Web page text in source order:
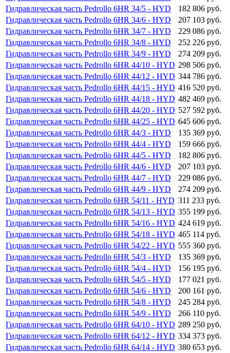
Гидравлическая часть Pedrollo 6HR 34/5 - HYD
182 806 руб.
Гидравлическая часть Pedrollo 6HR 34/6 - HYD
207 103 руб.
Гидравлическая часть Pedrollo 6HR 34/7 - HYD
229 086 руб.
Гидравлическая часть Pedrollo 6HR 34/8 - HYD
252 226 руб.
Гидравлическая часть Pedrollo 6HR 34/9 - HYD
274 209 руб.
Гидравлическая часть Pedrollo 6HR 44/10 - HYD 298 506 руб.
Гидравлическая часть Pedrollo 6HR 44/12 - HYD 344 786 руб.
Гидравлическая часть Pedrollo 6HR 44/15 - HYD 416 520 руб.
Гидравлическая часть Pedrollo 6HR 44/18 - HYD 482 469 руб.
Гидравлическая часть Pedrollo 6HR 44/20 - HYD 527 592 руб.
Гидравлическая часть Pedrollo 6HR 44/25 - HYD 645 606 руб.
Гидравлическая часть Pedrollo 6HR 44/3 - HYD
135 369 руб.
Гидравлическая часть Pedrollo 6HR 44/4 - HYD
159 666 руб.
Гидравлическая часть Pedrollo 6HR 44/5 - HYD
182 806 руб.
Гидравлическая часть Pedrollo 6HR 44/6 - HYD
207 103 руб.
Гидравлическая часть Pedrollo 6HR 44/7 - HYD
229 086 руб.
Гидравлическая часть Pedrollo 6HR 44/9 - HYD
274 209 руб.
Гидравлическая часть Pedrollo 6HR 54/11 - HYD 311 233 руб.
Гидравлическая часть Pedrollo 6HR 54/13 - HYD 355 199 руб.
Гидравлическая часть Pedrollo 6HR 54/16 - HYD 424 619 руб.
Гидравлическая часть Pedrollo 6HR 54/18 - HYD 465 114 руб.
Гидравлическая часть Pedrollo 6HR 54/22 - HYD 555 360 руб.
Гидравлическая часть Pedrollo 6HR 54/3 - HYD
135 369 руб.
Гидравлическая часть Pedrollo 6HR 54/4 - HYD
156 195 руб.
Гидравлическая часть Pedrollo 6HR 54/5 - HYD
177 021 руб.
Гидравлическая часть Pedrollo 6HR 54/6 - HYD
200 161 руб.
Гидравлическая часть Pedrollo 6HR 54/8 - HYD
245 284 руб.
Гидравлическая часть Pedrollo 6HR 54/9 - HYD
266 110 руб.
Гидравлическая часть Pedrollo 6HR 64/10 - HYD 289 250 руб.
Гидравлическая часть Pedrollo 6HR 64/12 - HYD 334 373 руб.
Гидравлическая часть Pedrollo 6HR 64/14 - HYD 380 653 руб.